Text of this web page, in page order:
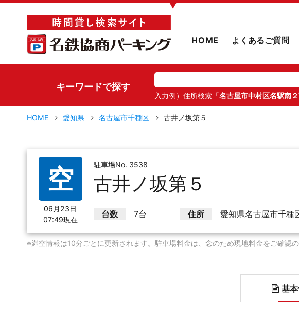
▼
HOME よくあるご質問
キーワードで探す
入力例）住所検索「名古屋市中村区名駅南
HOME 愛知県 名古屋市千種区 古井ノ坂第５
空
06月23日
07:49現在
駐車場No. 3538
古井ノ坂第５
台数 7台 住所 愛知県名古屋市千種
※満空情報は10分ごとに更新されます。駐車場料金は、念のため現地料金をご確認の
基